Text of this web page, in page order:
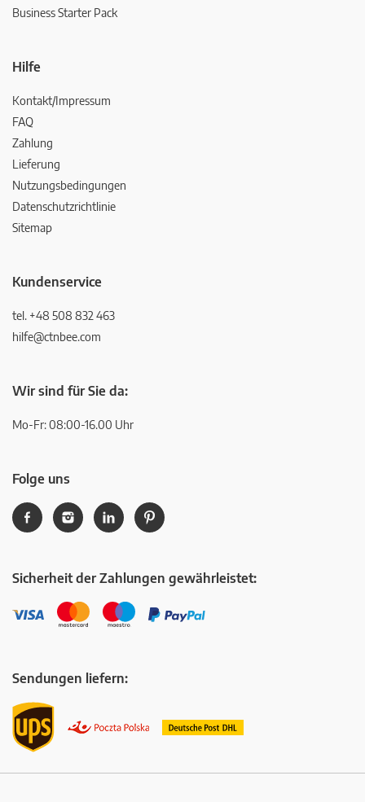
Business Starter Pack
Hilfe
Kontakt/Impressum
FAQ
Zahlung
Lieferung
Nutzungsbedingungen
Datenschutzrichtlinie
Sitemap
Kundenservice
tel. +48 508 832 463
hilfe@ctnbee.com
Wir sind für Sie da:
Mo-Fr: 08:00-16.00 Uhr
Folge uns
Sicherheit der Zahlungen gewährleistet:
Sendungen liefern: